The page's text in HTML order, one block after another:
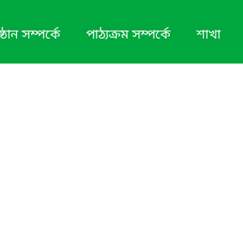
সম্পর্কে পাঠ্যক্রম সম্পর্কে শাখা